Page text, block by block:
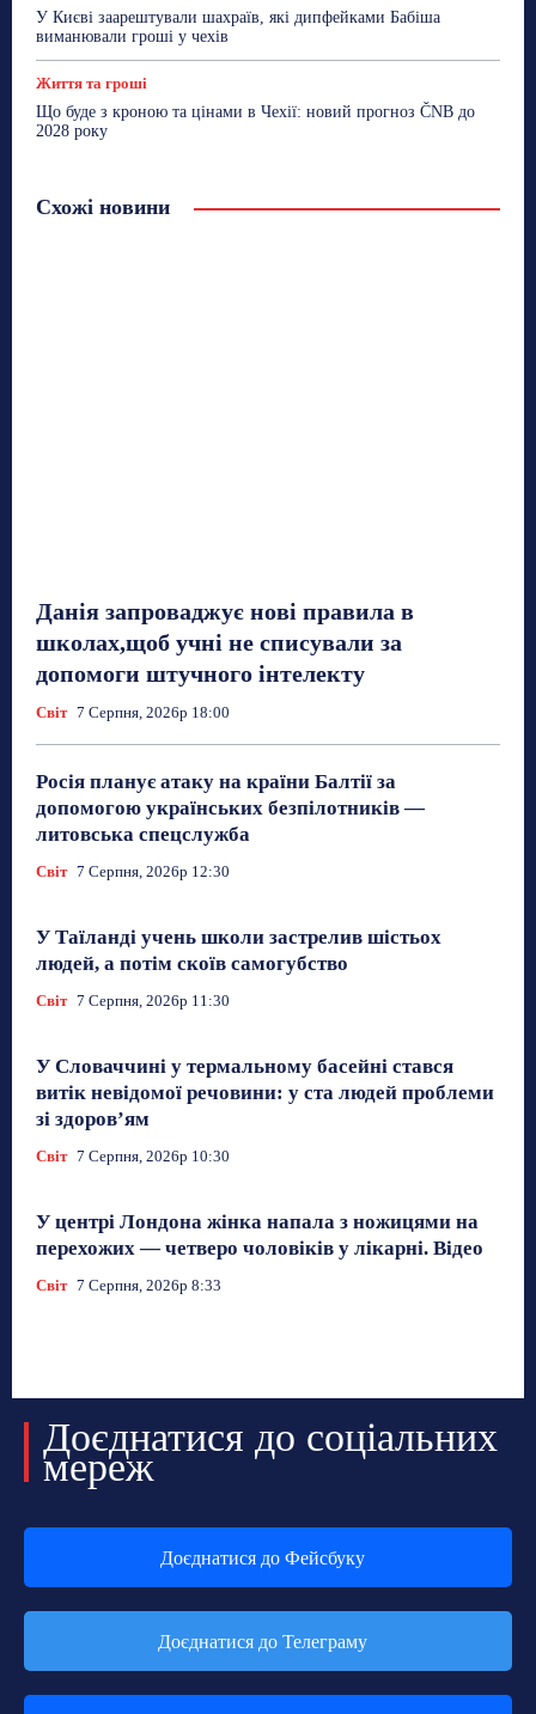
У Києві заарештували шахраїв, які дипфейками Бабіша
виманювали гроші у чехів
Життя та гроші
Що буде з кроною та цінами в Чехії: новий прогноз ČNB до
2028 року
Схожі новини
Данія запроваджує нові правила в
школах,щоб учні не списували за
допомоги штучного інтелекту
Світ 7 Серпня, 2026р 18:00
Росія планує атаку на країни Балтії за
допомогою українських безпілотників —
литовська спецслужба
Світ 7 Серпня, 2026р 12:30
У Таїланді учень школи застрелив шістьох
людей, а потім скоїв самогубство
Світ 7 Серпня, 2026р 11:30
У Словаччині у термальному басейні стався
витік невідомої речовини: у ста людей проблеми
зі здоров’ям
Світ 7 Серпня, 2026р 10:30
У центрі Лондона жінка напала з ножицями на
перехожих — четверо чоловіків у лікарні. Відео
Світ 7 Серпня, 2026р 8:33
Доєднатися до соціальних
мереж
Доєднатися до Фейсбуку
Доєднатися до Телеграму